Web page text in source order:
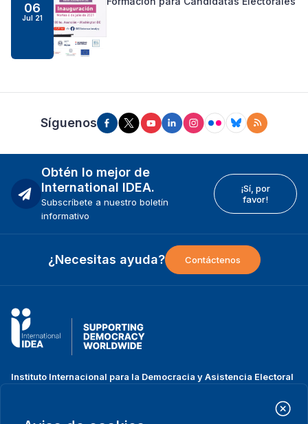
06
Jul 21
Síguenos
Obtén lo mejor de
International IDEA.
Subscríbete a nuestro boletín
informativo
¡Sí, por
favor!
¿Necesitas ayuda? Contáctenos
Instituto Internacional para la Democracia y Asistencia Electoral
Strömsborgsbron 1